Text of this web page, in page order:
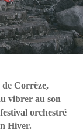
de Corrèze,
vibrer au son
orchestré
Hiver.